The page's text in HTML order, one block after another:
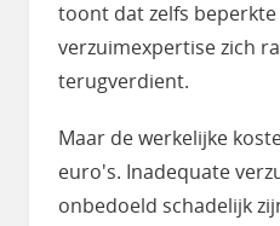
toont dat zelfs
verzuimexpertise zich
terugverdient.
Maar de werkelijke
euro's. Inadequate
onbedoeld schadelijk